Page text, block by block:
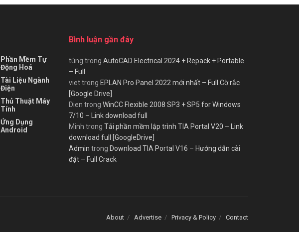
Phần Mềm Tự
Động Hoá
Tài Liệu Ngành
Điện
Thủ Thuật Máy
Tính
Ứng Dụng
Android
Bình luận gần đây
tùng trong AutoCAD Electrical 2024 + Repack + Portable
– Full
viettrong EPLAN Pro Panel 2022 mới nhất – Full Cờ rắc
[Google Drive]
Dien trong WinCC Flexible 2008 SP3 + SP5 for Windows
7/10 – Link download full
Minh trong Tải phần mềm lập trình TIA Portal V20 – Link
download full [GoogleDrive]
Admin trong Download TIA Portal V16 – Hướng dẫn cài
đặt – Full Crack
About Advertise Privacy & Policy Contact